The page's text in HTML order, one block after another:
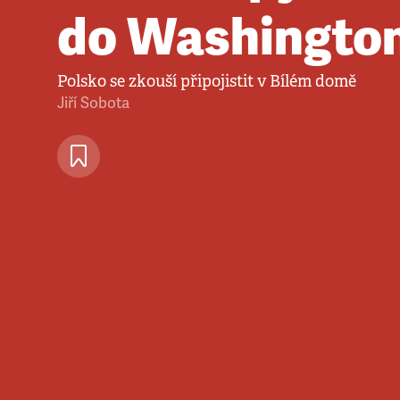
do
Polsko se zkouší připojistit v Bílém domě
Jiří Sobota